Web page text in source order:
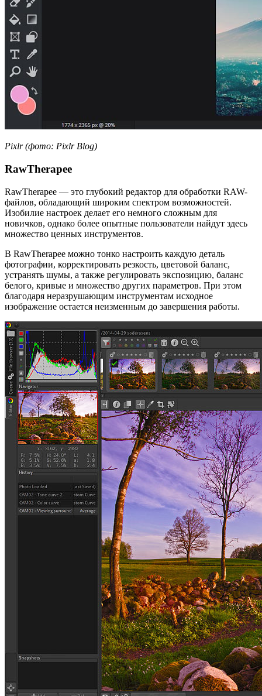
Pixlr (фото: Pixlr Blog)
RawTherapee
RawTherapee — это глубокий редактор для обработки RAW-
файлов, обладающий широким спектром возможностей.
Изобилие настроек делает его немного сложным для
новичков, однако более опытные пользователи найдут здесь
множество ценных инструментов.
В RawTherapee можно тонко настроить каждую деталь
фотографии, корректировать резкость, цветовой баланс,
устранять шумы, а также регулировать экспозицию, баланс
белого, кривые и множество других параметров. При этом
благодаря неразрушающим инструментам исходное
изображение остается неизменным до завершения работы.